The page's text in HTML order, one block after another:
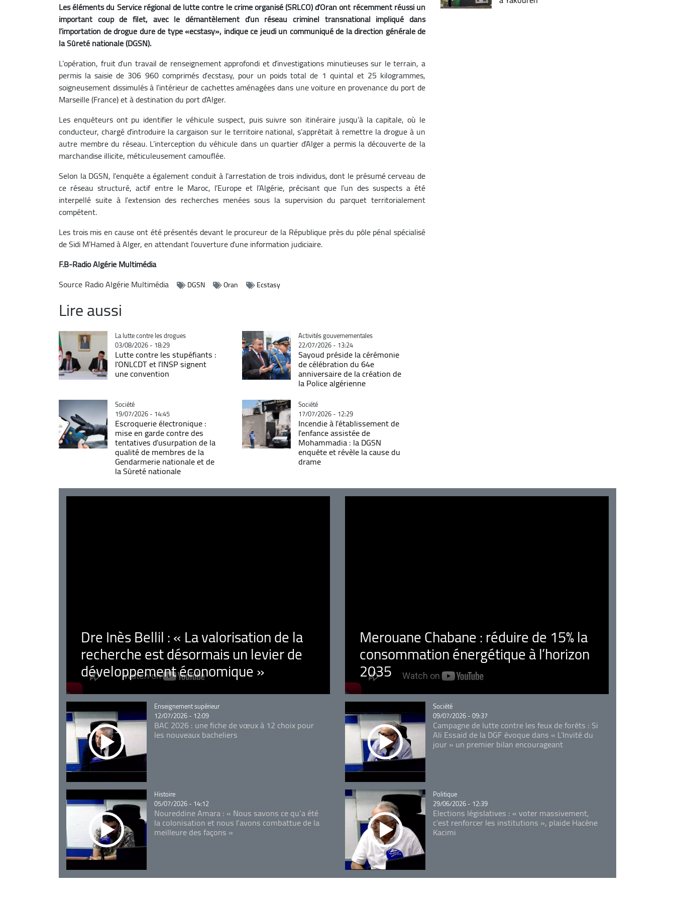
Les éléments du Service régional de lutte contre le crime organisé (SRLCO) d’Oran ont récemment réussi un
important coup de filet, avec le démantèlement d’un réseau criminel transnational impliqué dans
l’importation de drogue dure de type «ecstasy», indique ce jeudi un communiqué de la direction générale de
la Sûreté nationale (DGSN).
L’opération, fruit d’un travail de renseignement approfondi et d’investigations minutieuses sur le terrain, a
permis la saisie de 306 960 comprimés d’ecstasy, pour un poids total de 1 quintal et 25 kilogrammes,
soigneusement dissimulés à l’intérieur de cachettes aménagées dans une voiture en provenance du port de
Marseille (France) et à destination du port d’Alger.
Les enquêteurs ont pu identifier le véhicule suspect, puis suivre son itinéraire jusqu’à la capitale, où le
conducteur, chargé d’introduire la cargaison sur le territoire national, s’apprêtait à remettre la drogue à un
autre membre du réseau. L’interception du véhicule dans un quartier d’Alger a permis la découverte de la
marchandise illicite, méticuleusement camouflée.
Selon la DGSN, l’enquête a également conduit à l’arrestation de trois individus, dont le présumé cerveau de
ce réseau structuré, actif entre le Maroc, l’Europe et l’Algérie, précisant que l’un des suspects a été
interpellé suite à l’extension des recherches menées sous la supervision du parquet territorialement
compétent.
Les trois mis en cause ont été présentés devant le procureur de la République près du pôle pénal spécialisé
de Sidi M’Hamed à Alger, en attendant l’ouverture d’une information judiciaire.
F.B-Radio Algérie Multimédia
Source Radio Algérie Multimédia DGSN Oran Ecstasy
Lire aussi
Catégorie
La lutte contre les drogues
03/08/2026 - 18:29
Lutte contre les stupéfiants :
l'ONLCDT et l'INSP signent
une convention
Catégorie
Activités gouvernementales
22/07/2026 - 13:24
Sayoud préside la cérémonie
de célébration du 64e
anniversaire de la création de
la Police algérienne
Catégorie
Société
19/07/2026 - 14:45
Escroquerie électronique :
mise en garde contre des
tentatives d'usurpation de la
qualité de membres de la
Gendarmerie nationale et de
la Sûreté nationale
Catégorie
Société
17/07/2026 - 12:29
Incendie à l'établissement de
l'enfance assistée de
Mohammadia : la DGSN
enquête et révèle la cause du
drame
Dre Inès Bellil : « La valorisation de la
recherche est désormais un levier de
développement économique »
Merouane Chabane : réduire de 15% la
consommation énergétique à l’horizon
2035
Catégorie
Enseignement supérieur
12/07/2026 - 12:09
BAC 2026 : une fiche de vœux à 12 choix pour
les nouveaux bacheliers
Catégorie
Société
09/07/2026 - 09:37
Campagne de lutte contre les feux de forêts : Si
Ali Essaid de la DGF évoque dans « L'Invité du
jour » un premier bilan encourageant
Catégorie
Histoire
05/07/2026 - 14:12
Noureddine Amara : « Nous savons ce qu’a été
la colonisation et nous l’avons combattue de la
meilleure des façons »
Catégorie
Politique
29/06/2026 - 12:39
Elections législatives : « voter massivement,
c'est renforcer les institutions », plaide Hacène
Kacimi